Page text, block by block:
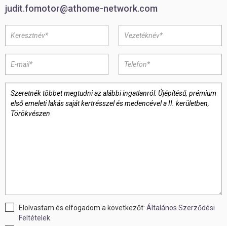
judit.fomotor@athome-network.com
Elolvastam és elfogadom a következőt:Általános Szerződési
Feltételek.